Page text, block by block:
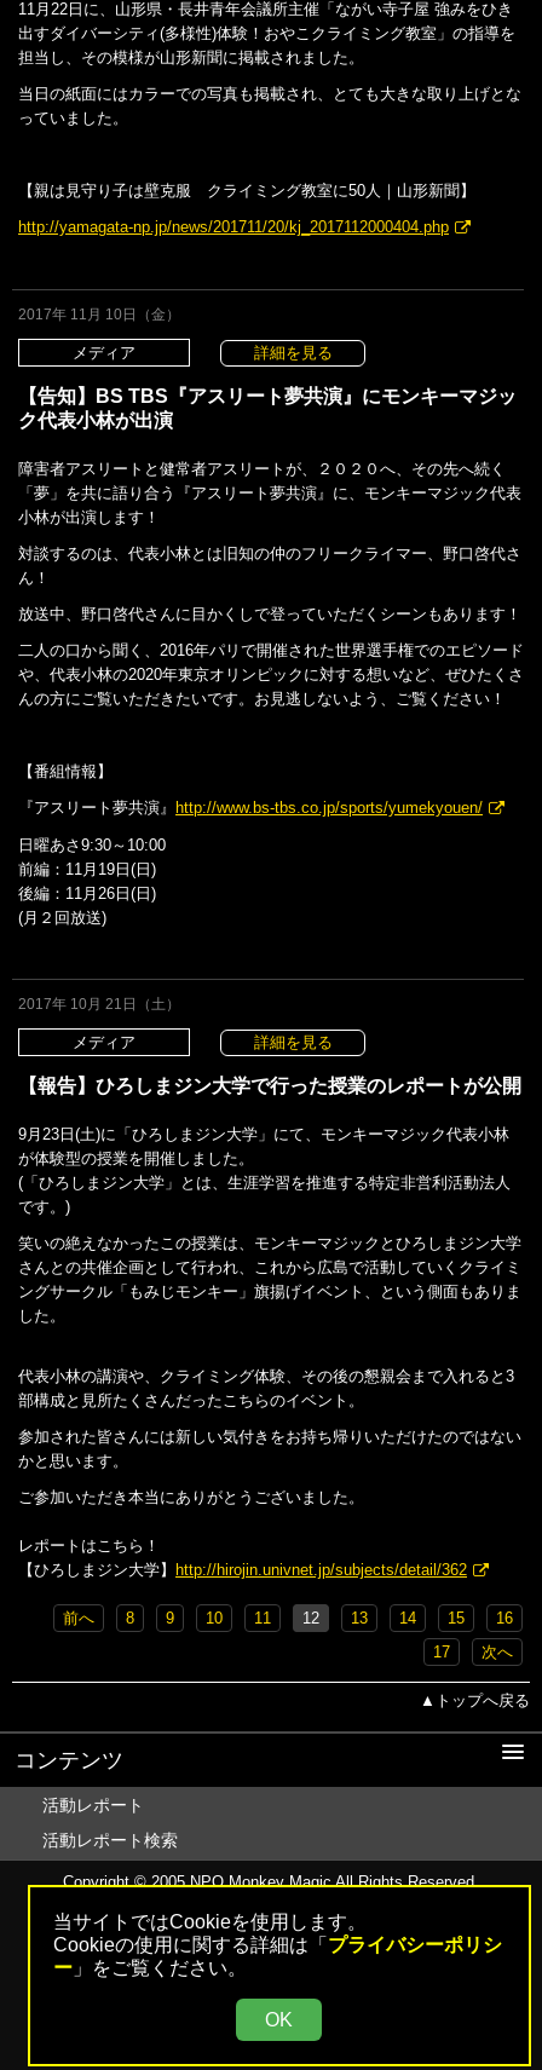
当サイトではCookieを使用します。
Cookieの使用に関する詳細は「 プライバシーポリシ
ー 」をご覧ください。
OK
11月22日に、山形県・長井青年会議所主催「ながい寺子屋 強みをひき
出すダイバーシティ(多様性)体験！おやこクライミング教室」の指導を
担当し、その模様が山形新聞に掲載されました。
当日の紙面にはカラーでの写真も掲載され、とても大きな取り上げとな
っていました。
【親は見守り子は壁克服 クライミング教室に50人｜山形新聞】
http://yamagata-np.jp/news/201711/20/kj_2017112000404.php
2017年 11月 10日（金）
メディア 詳細を見る
【告知】BS TBS『アスリート夢共演』にモンキーマジッ
ク代表小林が出演
障害者アスリートと健常者アスリートが、２０２０へ、その先へ続く
「夢」を共に語り合う『アスリート夢共演』に、モンキーマジック代表
小林が出演します！
対談するのは、代表小林とは旧知の仲のフリークライマー、野口啓代さ
ん！
放送中、野口啓代さんに目かくしで登っていただくシーンもあります！
二人の口から聞く、2016年パリで開催された世界選手権でのエピソード
や、代表小林の2020年東京オリンピックに対する想いなど、ぜひたくさ
んの方にご覧いただきたいです。お見逃しないよう、ご覧ください！
【番組情報】
『アスリート夢共演』
http://www.bs-tbs.co.jp/sports/yumekyouen/
日曜あさ9:30～10:00
前編：11月19日(日)
後編：11月26日(日)
(月２回放送)
2017年 10月 21日（土）
メディア 詳細を見る
【報告】ひろしまジン大学で行った授業のレポートが公開
9月23日(土)に「ひろしまジン大学」にて、モンキーマジック代表小林
が体験型の授業を開催しました。
(「ひろしまジン大学」とは、生涯学習を推進する特定非営利活動法人
です。)
笑いの絶えなかったこの授業は、モンキーマジックとひろしまジン大学
さんとの共催企画として行われ、これから広島で活動していくクライミ
ングサークル「もみじモンキー」旗揚げイベント、という側面もありま
した。
代表小林の講演や、クライミング体験、その後の懇親会まで入れると3
部構成と見所たくさんだったこちらのイベント。
参加された皆さんには新しい気付きをお持ち帰りいただけたのではない
かと思います。
ご参加いただき本当にありがとうございました。
レポートはこちら！
【ひろしまジン大学】
http://hirojin.univnet.jp/subjects/detail/362
前へ 8 9 10 11 12 13 14 15
16
17
次へ
▲トップへ戻る
コンテンツ
活動レポート
活動レポート検索
Copyright © 2005NPO Monkey MagicAll Rights Reserved.